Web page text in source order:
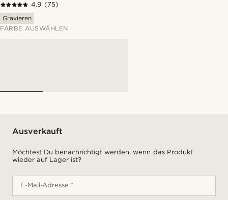
4.9 (75)
Gravieren
FARBE AUSWÄHLEN
Ausverkauft
Möchtest Du benachrichtigt werden, wenn das Produkt
wieder auf Lager ist?
E-Mail-Adresse *